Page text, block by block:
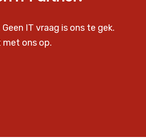
IT vraag is ons te gek.
met ons op.